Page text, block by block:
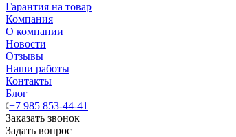
Гарантия на товар
Компания
О компании
Новости
Отзывы
Наши работы
Контакты
Блог
+7 985 853-44-41
Заказать звонок
Задать вопрос